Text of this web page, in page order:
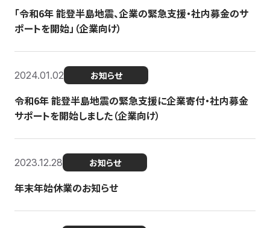
「令和6年 能登半島地震、企業の緊急支援・社内募金のサ
ポートを開始」（企業向け）
2024.01.02 お知らせ
令和6年 能登半島地震の緊急支援に企業寄付・社内募金
サポートを開始しました（企業向け）
2023.12.28 お知らせ
年末年始休業のお知らせ